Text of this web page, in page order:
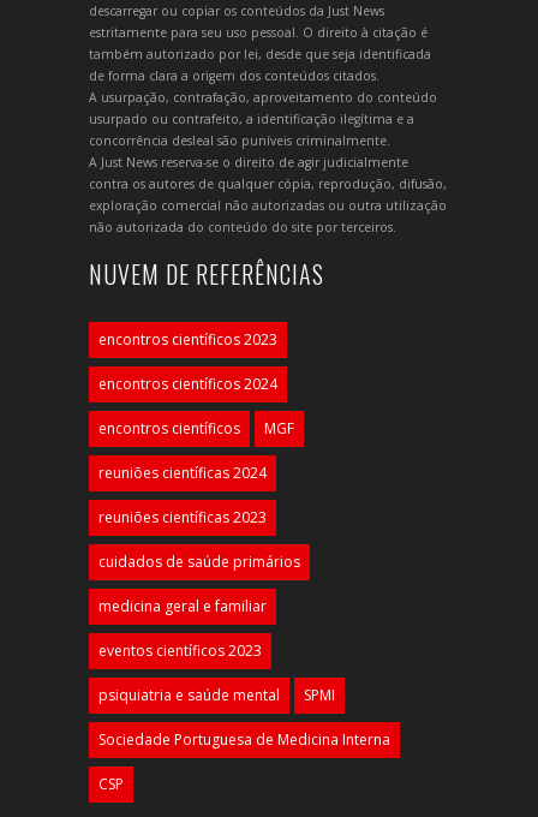
descarregar ou copiar os conteúdos da Just News
estritamente para seu uso pessoal. O direito à citação é
também autorizado por lei, desde que seja identificada
de forma clara a origem dos conteúdos citados.
A usurpação, contrafação, aproveitamento do conteúdo
usurpado ou contrafeito, a identificação ilegítima e a
concorrência desleal são puníveis criminalmente.
A Just News reserva-se o direito de agir judicialmente
contra os autores de qualquer cópia, reprodução, difusão,
exploração comercial não autorizadas ou outra utilização
não autorizada do conteúdo do site por terceiros.
NUVEM DE REFERÊNCIAS
encontros científicos 2023
encontros científicos 2024
encontros científicos MGF
reuniões científicas 2024
reuniões científicas 2023
cuidados de saúde primários
medicina geral e familiar
eventos científicos 2023
psiquiatria e saúde mental SPMI
Sociedade Portuguesa de Medicina Interna
CSP